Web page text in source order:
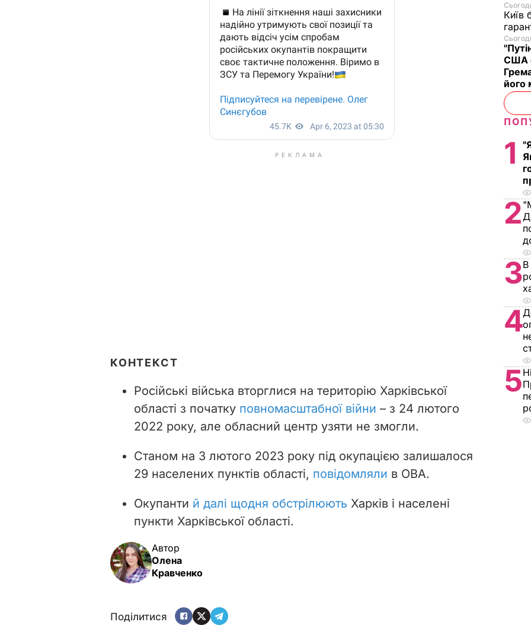
РЕКЛАМА
КОНТЕКСТ
Російські війська вторглися на територію Харківської
області з початку повномасштабної війни – з 24 лютого
2022 року, але обласний центр узяти не змогли.
Станом на 3 лютого 2023 року під окупацією залишалося
29 населених пунктів області, повідомляли в ОВА.
Окупанти й далі щодня обстрілюють Харків і населені
пункти Харківської області.
Автор
Олена
Кравченко
Поділитися
Київ
США
його
1
2
3В
4
5